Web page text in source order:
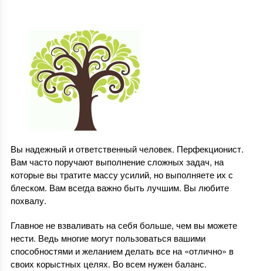
Вы надежный и ответственный человек. Перфекционист.
Вам часто поручают выполнение сложных задач, на
которые вы тратите массу усилий, но выполняете их с
блеском. Вам всегда важно быть лучшим. Вы любите
похвалу.
Главное не взваливать на себя больше, чем вы можете
нести. Ведь многие могут пользоваться вашими
способностями и желанием делать все на «отлично» в
своих корыстных целях. Во всем нужен баланс.